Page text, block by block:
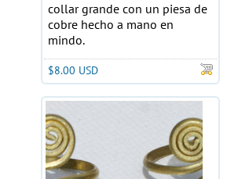
collar grande con un piesa de
cobre hecho a mano en
mindo.
$8.00 USD